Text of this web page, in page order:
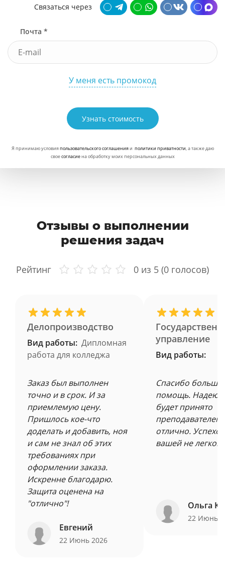
Связаться через
Почта *
У меня есть промокод
Узнать стоимость
Я принимаю условияпользовательского соглашенияи политики приватности, а также даю
своесогласиена обработку моих персональных данных
Отзывы о выполнении
решения задач
Рейтинг 0 из 5 (0 голосов)
Делопроизводство
Вид работы: Дипломная
работа для колледжа
Заказ был выполнен
точно и в срок. И за
приемлемую цену.
Пришлось кое-что
доделать и добавить, ноя
и сам не знал об этих
требованиях при
оформлении заказа.
Искренне благодарю.
Защита оценена на
"отлично"!
Евгений
22 Июнь 2026
управление
Вид работы:
Спасибо
помощь.
будет принято
преподавателем
отлично.
вашей не легкой
Ольга
22 Июнь